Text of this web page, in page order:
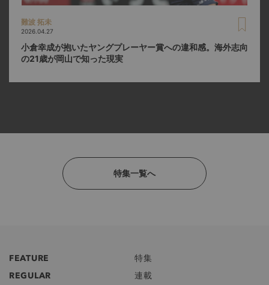
難波 拓未
2026.04.27
小倉幸成が抱いたヤングプレーヤー賞への違和感。海外志向
の21歳が岡山で知った現実
特集一覧へ
FEATURE
特集
REGULAR
連載